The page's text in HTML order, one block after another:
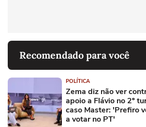
Recomendado para você
POLÍTICA
Zema diz não ver
apoio a Flávio no 2º
caso Master: 'Prefiro
a votar no PT'